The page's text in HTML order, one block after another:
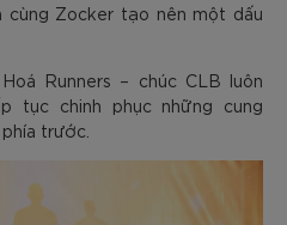
cùng Zocker tạo nên một dấu
Runners – chúc CLB luôn
tục chinh phục những cung
trước.